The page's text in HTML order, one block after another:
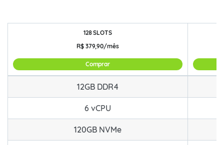
128 SLOTS
R$ 379,90/mês
Comprar
12GB DDR4
6 vCPU
120GB NVMe